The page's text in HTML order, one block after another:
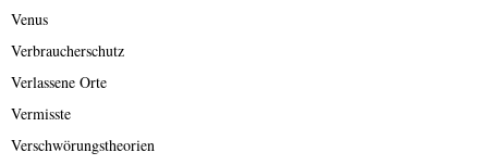
Venus
Verbraucherschutz
Verlassene Orte
Vermisste
Verschwörungstheorien